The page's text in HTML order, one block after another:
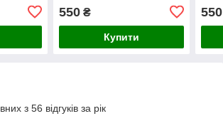
550₴
Купити
550
з 56 відгуків за рік